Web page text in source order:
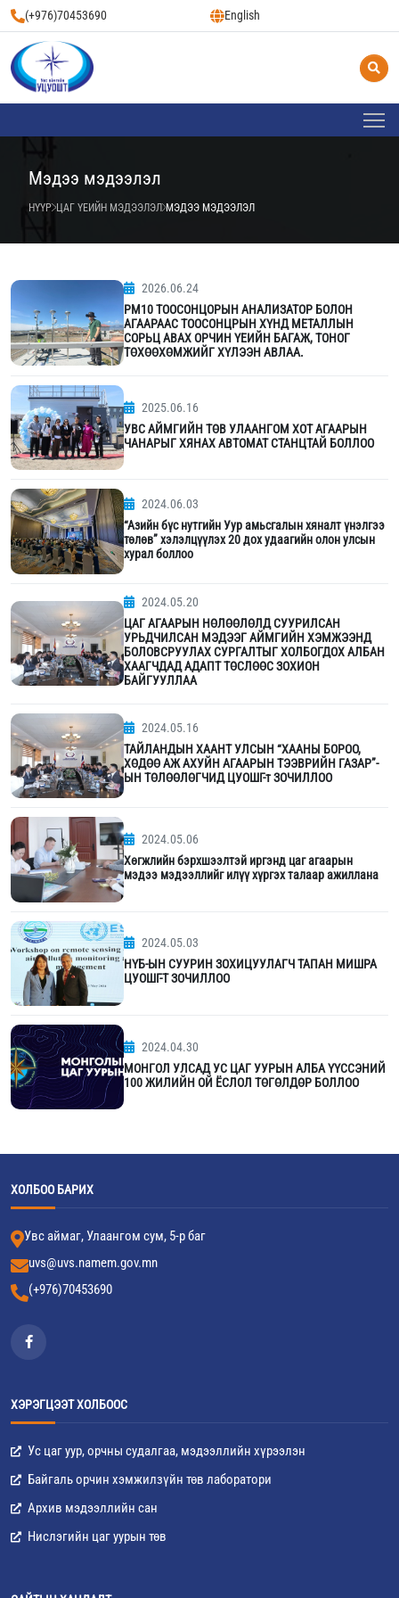
(+976)70453690 English
Мэдээ мэдээлэл
НҮҮР ЦАГ ҮЕИЙН МЭДЭЭЛЭЛ МЭДЭЭ МЭДЭЭЛЭЛ
2026.06.24
РМ10 ТООСОНЦОРЫН АНАЛИЗАТОР БОЛОН
АГААРААС ТООСОНЦРЫН ХҮНД МЕТАЛЛЫН
СОРЬЦ АВАХ ОРЧИН ҮЕИЙН БАГАЖ, ТОНОГ
ТӨХӨӨХӨМЖИЙГ ХҮЛЭЭН АВЛАА.
2025.06.16
УВС АЙМГИЙН ТӨВ УЛААНГОМ ХОТ АГААРЫН
ЧАНАРЫГ ХЯНАХ АВТОМАТ СТАНЦТАЙ БОЛЛОО
2024.06.03
“Азийн бүс нутгийн Уур амьсгалын хяналт үнэлгээ
төлөв” хэлэлцүүлэх 20 дох удаагийн олон улсын
хурал боллоо
2024.05.20
ЦАГ АГААРЫН НӨЛӨӨЛӨЛД СУУРИЛСАН
УРЬДЧИЛСАН МЭДЭЭГ АЙМГИЙН ХЭМЖЭЭНД
БОЛОВСРУУЛАХ СУРГАЛТЫГ ХОЛБОГДОХ АЛБАН
ХААГЧДАД АДАПТ ТӨСЛӨӨС ЗОХИОН
БАЙГУУЛЛАА
2024.05.16
ТАЙЛАНДЫН ХААНТ УЛСЫН “ХААНЫ БОРОО,
ХӨДӨӨ АЖ АХУЙН АГААРЫН ТЭЭВРИЙН ГАЗАР”-
ЫН ТӨЛӨӨЛӨГЧИД ЦУОШГ-т ЗОЧИЛЛОО
2024.05.06
Хөгжлийн бэрхшээлтэй иргэнд цаг агаарын
мэдээ мэдээллийг илүү хүргэх талаар ажиллана
2024.05.03
НҮБ-ЫН СУУРИН ЗОХИЦУУЛАГЧ ТАПАН МИШРА
ЦУОШГ-Т ЗОЧИЛЛОО
2024.04.30
МОНГОЛ УЛСАД УС ЦАГ УУРЫН АЛБА ҮҮССЭНИЙ
100 ЖИЛИЙН ОЙ ЁСЛОЛ ТӨГӨЛДӨР БОЛЛОО
ХОЛБОО БАРИХ
Увс аймаг, Улаангом сум, 5-р баг
uvs@uvs.namem.gov.mn
(+976)70453690
ХЭРЭГЦЭЭТ ХОЛБООС
Ус цаг уур, орчны судалгаа, мэдээллийн хүрээлэн
Байгаль орчин хэмжилзүйн төв лаборатори
Архив мэдээллийн сан
Нислэгийн цаг уурын төв